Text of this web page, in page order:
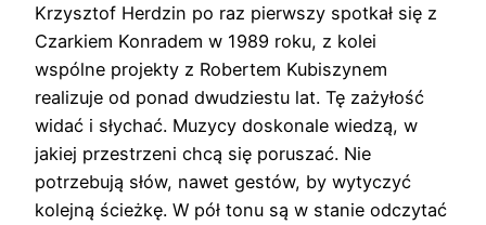
Krzysztof Herdzin po raz pierwszy spotkał się z
Czarkiem Konradem w 1989 roku, z kolei
wspólne projekty z Robertem Kubiszynem
realizuje od ponad dwudziestu lat. Tę zażyłość
widać i słychać. Muzycy doskonale wiedzą, w
jakiej przestrzeni chcą się poruszać. Nie
potrzebują słów, nawet gestów, by wytyczyć
kolejną ścieżkę. W pół tonu są w stanie odczytać